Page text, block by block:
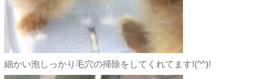
細かい泡しっかり毛穴の掃除をしてくれてます!(^^)!